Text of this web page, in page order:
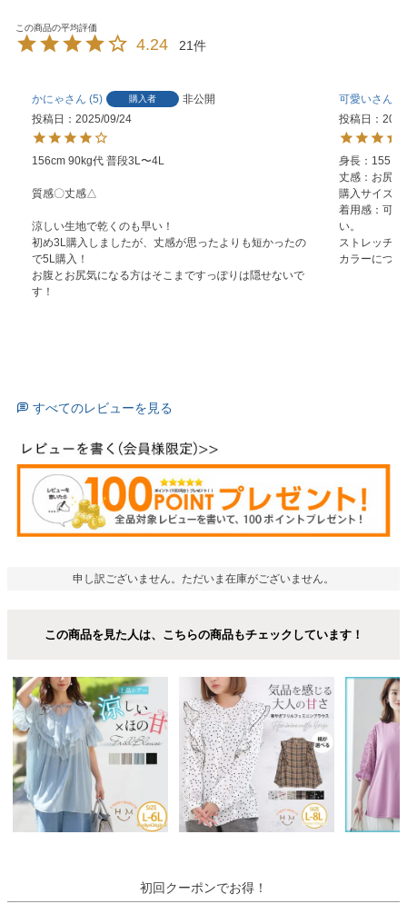
4.24 21
かにゃ 5 購入者
非公開
投稿日
2025/09/24
156cm 90kg代 普段3L〜4L
質感〇丈感△
涼しい生地で乾くのも早い！
初め3L購入しましたが、丈感が思ったよりも短かったの
で5L購入！
お腹とお尻気になる方はそこまですっぽりは隠せないで
す！
可愛い
投稿日
身長：155
丈感：お尻の
購入サイズ
着用感：可
い。
ストレッチ感
カラーにつ
すべてのレビューを見る
申し訳ございません。ただいま在庫がございません。
この商品を見た人は、こちらの商品もチェックしています！
初回クーポンでお得！